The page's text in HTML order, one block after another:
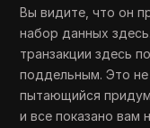
Вы видите, что он
набор данных
транзакции здесь
поддельным. Это не
пытающийся
и все показано вам